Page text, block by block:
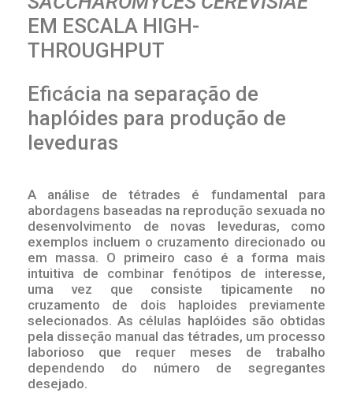
EM ESCALA HIGH-
THROUGHPUT
Eficácia na separação de
haplóides para produção de
leveduras
A análise de tétrades é fundamental para
abordagens baseadas na reprodução sexuada no
desenvolvimento de novas leveduras, como
exemplos incluem o cruzamento direcionado ou
em massa. O primeiro caso é a forma mais
intuitiva de combinar fenótipos de interesse,
uma vez que consiste tipicamente no
cruzamento de dois haploides previamente
selecionados. As células haplóides são obtidas
pela disseção manual das tétrades, um processo
laborioso que requer meses de trabalho
dependendo do número de segregantes
desejado.